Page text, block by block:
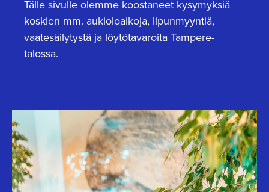
Tälle sivulle olemme koostaneet kysymyksiä
koskien mm. aukioloaikoja, lipunmyyntiä,
vaatesäilytystä ja löytötavaroita Tampere-
talossa.